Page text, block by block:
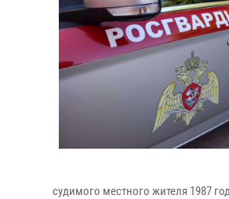
судимого местного жителя 1987